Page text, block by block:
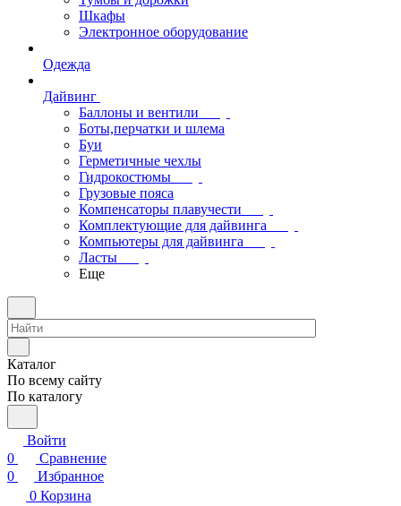
Шкафы
Электронное оборудование
Одежда
Дайвинг
Баллоны и вентили
Боты,перчатки и шлема
Буи
Герметичные чехлы
Гидрокостюмы
Грузовые пояса
Компенсаторы плавучести
Комплектующие для дайвинга
Компьютеры для дайвинга
Ласты
Еще
Каталог
По всему сайту
По каталогу
Войти
0
Сравнение
0
Избранное
0 Корзина